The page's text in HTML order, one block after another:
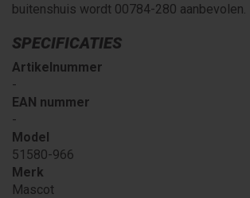
buitenshuis wordt 00784-280 aanbevolen.
SPECIFICATIES
Artikelnummer
-
EAN nummer
-
Model
51580-966
Merk
Mascot